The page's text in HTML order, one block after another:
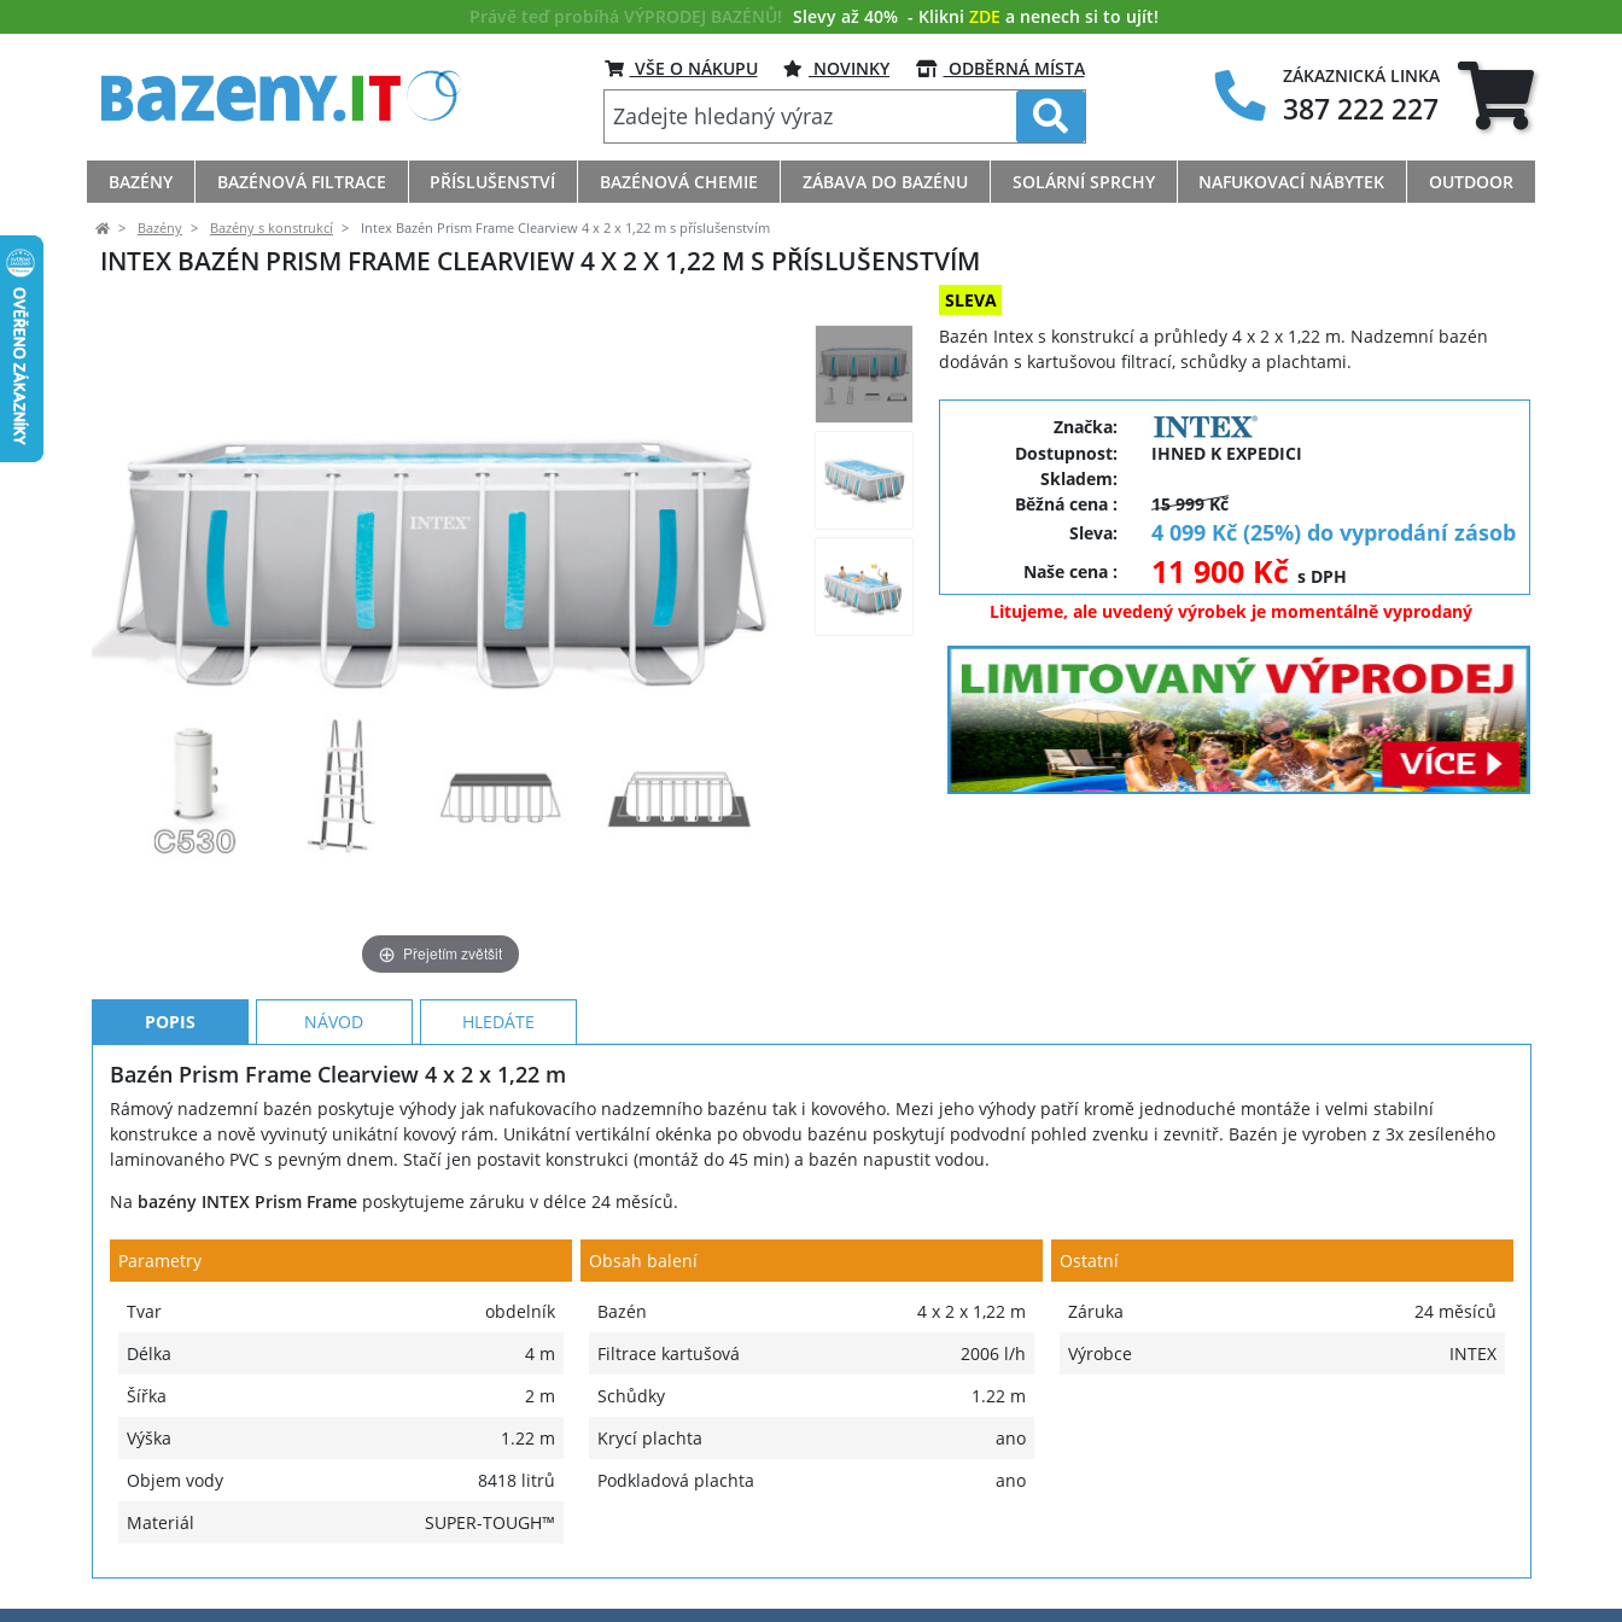
Právě teď probíhá VÝPRODEJ BAZÉNŮ! Slevy až 40% - Klikni ZDE a nenech si to ujít!
VŠE O NÁKUPU NOVINKY ODBĚRNÁ MÍSTA ZÁKAZNICKÁ LINKA
387 222 227
BAZÉNY BAZÉNOVÁ FILTRACE PŘÍSLUŠENSTVÍ BAZÉNOVÁ CHEMIE ZÁBAVA DO BAZÉNU SOLÁRNÍ SPRCHY NAFUKOVACÍ NÁBYTEK OUTDOOR
Bazény Bazény s konstrukcí Intex Bazén Prism Frame Clearview 4 x 2 x 1,22 m s příslušenstvím
INTEX BAZÉN PRISM FRAME CLEARVIEW 4 X 2 X 1,22 M S PŘÍSLUŠENSTVÍM
Přejetím zvětšit
SLEVA
Bazén Intex s konstrukcí a průhledy 4 x 2 x 1,22 m. Nadzemní bazén
dodáván s kartušovou filtrací, schůdky a plachtami.
Značka:
Dostupnost:
IHNED K EXPEDICI
Skladem:
Běžná cena:
15 999 Kč
Sleva: 4 099 Kč (25%) do vyprodání zásob
Naše cena: 11 900 Kčs DPH
Litujeme, ale uvedený výrobek je momentálně vyprodaný
POPIS NÁVOD HLEDÁTE
Bazén Prism Frame Clearview 4 x 2 x 1,22 m
Rámový nadzemní bazén poskytuje výhody jak nafukovacího nadzemního bazénu tak i kovového. Mezi jeho výhody patří kromě jednoduché montáže i velmi stabilní
konstrukce a nově vyvinutý unikátní kovový rám. Unikátní vertikální okénka po obvodu bazénu poskytují podvodní pohled zvenku i zevnitř. Bazén je vyroben z 3x zesíleného
laminovaného PVC s pevným dnem. Stačí jen postavit konstrukci (montáž do 45 min) a bazén napustit vodou.
Na bazény INTEX Prism Frameposkytujeme záruku v délce 24 měsíců.
Parametry
Tvar
obdelník
Délka
4 m
Šířka
2 m
Výška
1.22 m
Objem vody
8418 litrů
Materiál
SUPER-TOUGH™
Obsah balení
Bazén
4 x 2 x 1,22 m
Filtrace kartušová
2006 l/h
Schůdky
1.22 m
Krycí plachta
ano
Podkladová plachta
ano
Ostatní
Záruka
24 měsíců
Výrobce
INTEX